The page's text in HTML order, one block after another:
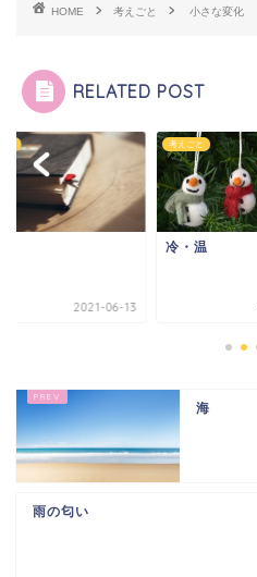
HOME 考えごと 小さな変化
RELATED POST
2021-06-13
考えごと
冷・温
海
雨の匂い